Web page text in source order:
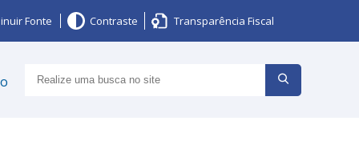
Fonte Contraste Transparência Fiscal